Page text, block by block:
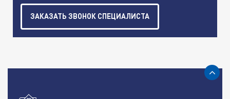
ЗАКАЗАТЬ ЗВОНОК СПЕЦИАЛИСТА